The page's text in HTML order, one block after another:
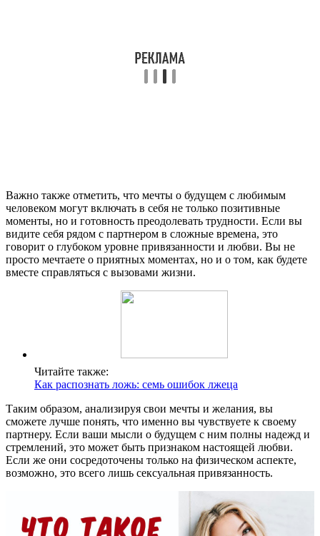
Важно также отметить, что мечты о будущем с любимым
человеком могут включать в себя не только позитивные
моменты, но и готовность преодолевать трудности. Если вы
видите себя рядом с партнером в сложные времена, это
говорит о глубоком уровне привязанности и любви. Вы не
просто мечтаете о приятных моментах, но и о том, как будете
вместе справляться с вызовами жизни.
Читайте также:
Как распознать ложь: семь ошибок лжеца
Таким образом, анализируя свои мечты и желания, вы
сможете лучше понять, что именно вы чувствуете к своему
партнеру. Если ваши мысли о будущем с ним полны надежд и
стремлений, это может быть признаком настоящей любви.
Если же они сосредоточены только на физическом аспекте,
возможно, это всего лишь сексуальная привязанность.